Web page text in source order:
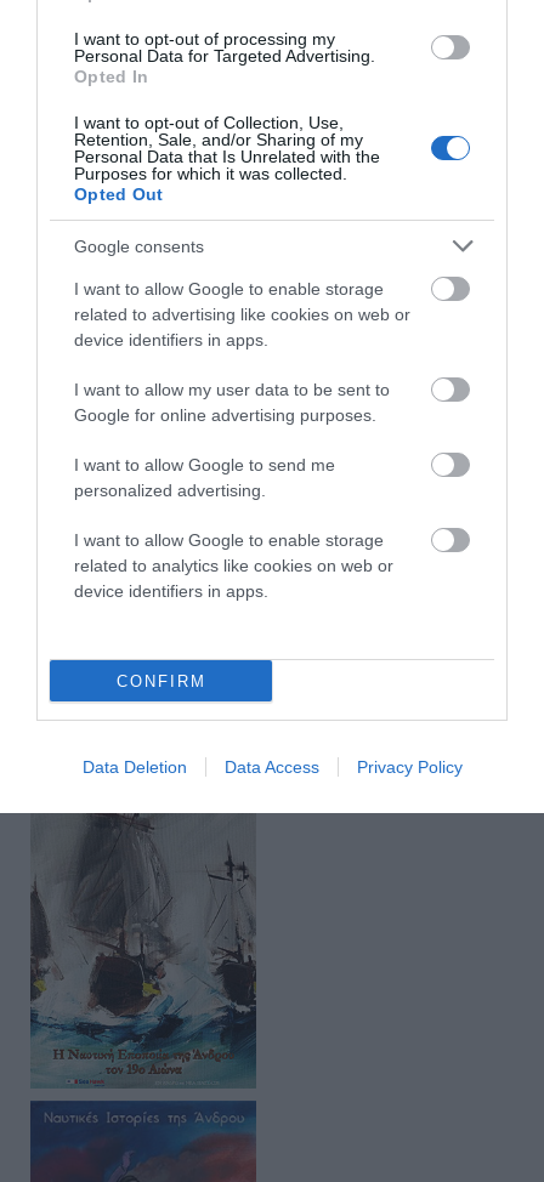
I want to opt-out of processing my
Personal Data for Targeted Advertising.
Opted In
I want to opt-out of Collection, Use,
Retention, Sale, and/or Sharing of my
Personal Data that Is Unrelated with the
Purposes for which it was collected.
Opted Out
Google consents
I want to allow Google to enable storage
related to advertising like cookies on web or
device identifiers in apps.
I want to allow my user data to be sent to
Google for online advertising purposes.
I want to allow Google to send me
personalized advertising.
I want to allow Google to enable storage
related to analytics like cookies on web or
device identifiers in apps.
CONFIRM
Data Deletion Data Access Privacy Policy
Secret
Πλοήγηση
άρθρων
1 … 34 35